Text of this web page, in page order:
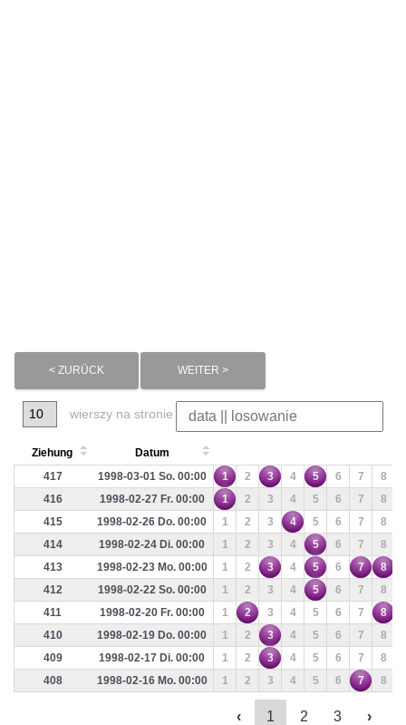
< ZURÜCK WEITER >
wierszy na stronie
Ziehung
Datum
417
1998-03-01 So. 00:00 1 2 3 4 5 6 7 8
416
1998-02-27 Fr. 00:00 1 2 3 4 5 6 7 8
415
1998-02-26 Do. 00:00 1 2 3 4 5 6 7 8
414
1998-02-24 Di. 00:00 1 2 3 4 5 6 7 8
413
1998-02-23 Mo. 00:00 1 2 3 4 5 6 7 8
412
1998-02-22 So. 00:00 1 2 3 4 5 6 7 8
411
1998-02-20 Fr. 00:00 1 2 3 4 5 6 7 8
410
1998-02-19 Do. 00:00 1 2 3 4 5 6 7 8
409
1998-02-17 Di. 00:00 1 2 3 4 5 6 7 8
408
1998-02-16 Mo. 00:00 1 2 3 4 5 6 7 8
‹ 1 2 3 ›